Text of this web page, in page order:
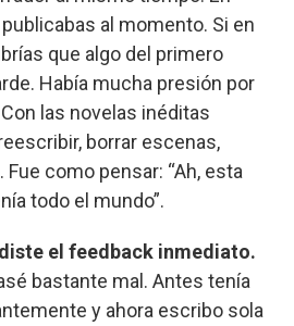
al momento. Si en
que algo del primero
Había mucha presión por
las novelas inéditas
borrar escenas,
como pensar: “Ah, esta
todo el mundo”.
el feedback inmediato.
bastante mal. Antes tenía
y ahora escribo sola